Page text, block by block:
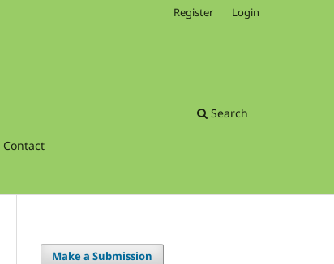
Contact
Search
Register Login
Make a Submission